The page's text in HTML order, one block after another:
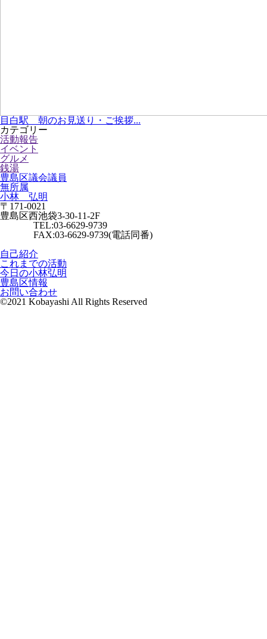
目白駅 朝のお見送り・ご挨拶...
カテゴリー
活動報告
イベント
グルメ
銭湯
豊島区議会議員
無所属
小林 弘明
〒171-0021
豊島区西池袋3-30-11-2F
TEL:03-6629-9739
FAX:03-6629-9739(電話同番)
自己紹介
これまでの活動
今日の小林弘明
豊島区情報
お問い合わせ
©2021 Kobayashi All Rights Reserved